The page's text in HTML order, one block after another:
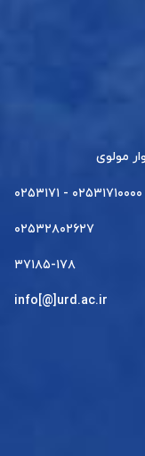
مولوی
۰۲۵۳۱۷۱۰۰۰۰ - ۰۲۵۳۱۷۱
۰۲۵۳۲۸۰۲۶۲۷
۳۷۱۸۵-۱۷۸
info[@]urd.ac.ir